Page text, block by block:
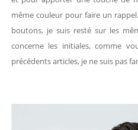
même couleur pour faire un
boutons, je suis resté sur les
concerne les initiales, comme
précédents articles, je ne suis pas